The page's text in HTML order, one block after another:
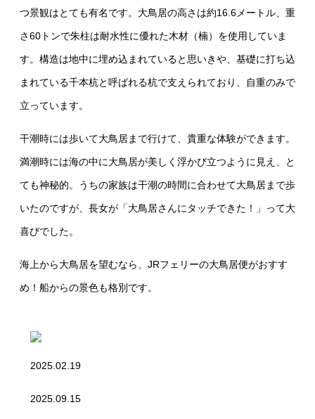
つ景観はとても有名です。大鳥居の高さは約16.6メートル、重
さ60トンで朱柱は耐水性に優れた木材（楠）を使用していま
す。構造は地中に埋め込まれていると思いきや、基礎に打ち込
まれている千本杭と呼ばれる杭で支えられており、自重のみで
立っています。
干潮時には歩いて大鳥居まで行けて、貴重な体験ができます。
満潮時には海の中に大鳥居が美しく浮かび立つように見え、と
ても神秘的。うちの家族は干潮の時間に合わせて大鳥居まで歩
いたのですが、長女が「大鳥居さんにタッチできた！」って大
喜びでした。
海上から大鳥居を望むなら、JRフェリーの大鳥居便がおすす
め！船からの景色も格別です。
2025.02.19
2025.09.15